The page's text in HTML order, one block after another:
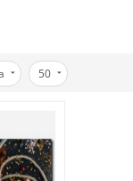
50